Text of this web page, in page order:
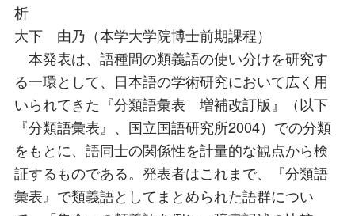
析
大下 由乃（本学大学院博士前期課程）
本発表は、語種間の類義語の使い分けを研究す
る一環として、日本語の学術研究において広く用
いられてきた『分類語彙表 増補改訂版』（以下
『分類語彙表』、国立国語研究所2004）での分類
をもとに、語同士の関係性を計量的な観点から検
証するものである。発表者はこれまで、『分類語
彙表』で類義語としてまとめられた語群につい